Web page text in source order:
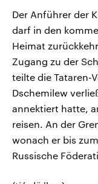
Der Anführer der
darf in den
Heimat
Zugang zu der
teilte die Tataren-
Dschemilew
annektiert hatte,
reisen. An der
wonach er bis
Russische